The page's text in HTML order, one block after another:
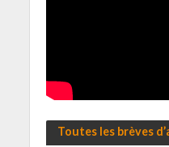
Toutes les brèves